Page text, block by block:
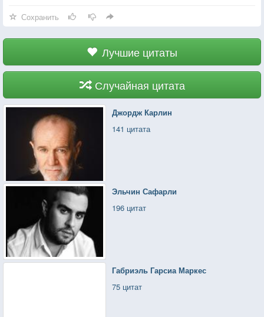
Сохранить
Лучшие цитаты
Случайная цитата
Джордж Карлин
141 цитата
Эльчин Сафарли
196 цитат
Габриэль Гарсиа Маркес
75 цитат